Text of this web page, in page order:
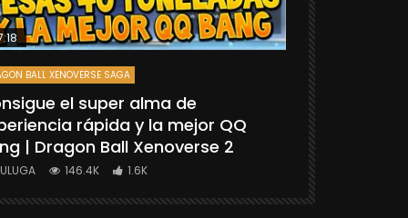
BALL XENOVERSE SAGA
el super alma de
rápida y la mejor QQ
| Dragon Ball Xenoverse 2
146.4K 1.6K
[TUTORIAL]
“GOKU
BALL